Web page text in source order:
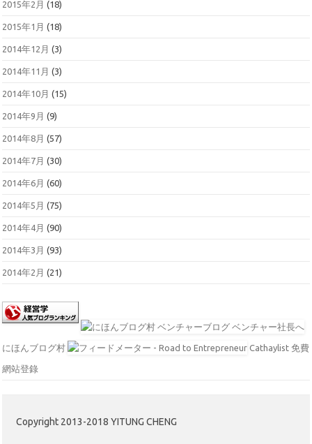
2015年2月 (18)
2015年1月 (18)
2014年12月 (3)
2014年11月 (3)
2014年10月 (15)
2014年9月 (9)
2014年8月 (57)
2014年7月 (30)
2014年6月 (60)
2014年5月 (75)
2014年4月 (90)
2014年3月 (93)
2014年2月 (21)
にほんブログ村 Cathaylist 免費
網站登錄
Copyright 2013-2018 YITUNG CHENG